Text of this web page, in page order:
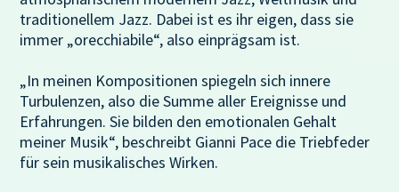
traditionellem Jazz. Dabei ist es ihr eigen, dass sie
immer „orecchiabile“, also einprägsam ist.
„In meinen Kompositionen spiegeln sich innere
Turbulenzen, also die Summe aller Ereignisse und
Erfahrungen. Sie bilden den emotionalen Gehalt
meiner Musik“, beschreibt Gianni Pace die Triebfeder
für sein musikalisches Wirken.